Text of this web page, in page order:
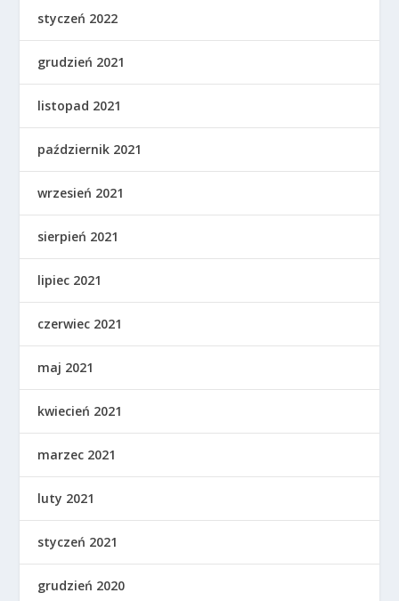
styczeń 2022
grudzień 2021
listopad 2021
październik 2021
wrzesień 2021
sierpień 2021
lipiec 2021
czerwiec 2021
maj 2021
kwiecień 2021
marzec 2021
luty 2021
styczeń 2021
grudzień 2020